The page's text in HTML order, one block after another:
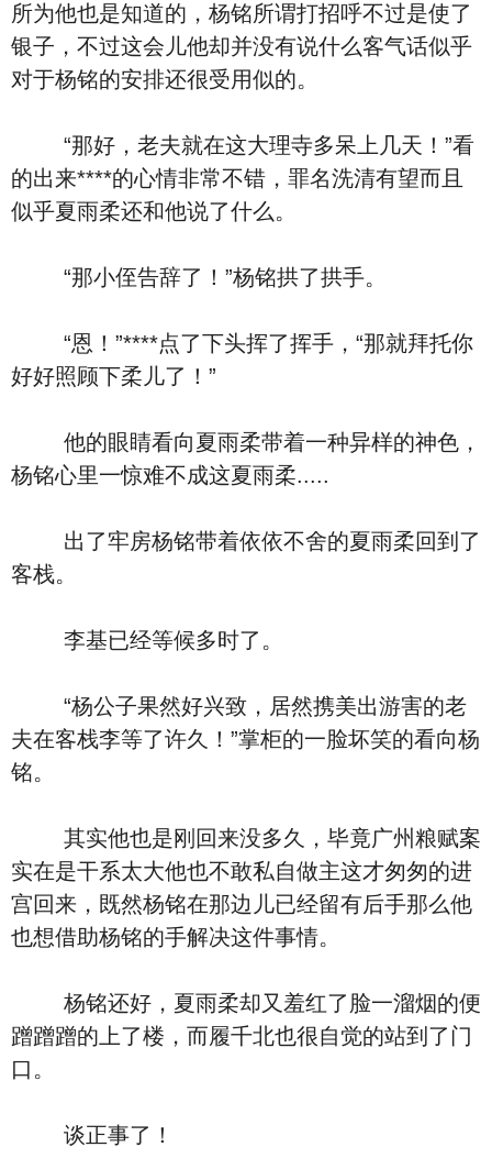
所为他也是知道的，杨铭所谓打招呼不过是使了
银子，不过这会儿他却并没有说什么客气话似乎
对于杨铭的安排还很受用似的。
“那好，老夫就在这大理寺多呆上几天！”看
的出来****的心情非常不错，罪名洗清有望而且
似乎夏雨柔还和他说了什么。
“那小侄告辞了！”杨铭拱了拱手。
“恩！”****点了下头挥了挥手，“那就拜托你
好好照顾下柔儿了！”
他的眼睛看向夏雨柔带着一种异样的神色，
杨铭心里一惊难不成这夏雨柔.....
出了牢房杨铭带着依依不舍的夏雨柔回到了
客栈。
李基已经等候多时了。
“杨公子果然好兴致，居然携美出游害的老
夫在客栈李等了许久！”掌柜的一脸坏笑的看向杨
铭。
其实他也是刚回来没多久，毕竟广州粮赋案
实在是干系太大他也不敢私自做主这才匆匆的进
宫回来，既然杨铭在那边儿已经留有后手那么他
也想借助杨铭的手解决这件事情。
杨铭还好，夏雨柔却又羞红了脸一溜烟的便
蹭蹭蹭的上了楼，而履千北也很自觉的站到了门
口。
谈正事了！